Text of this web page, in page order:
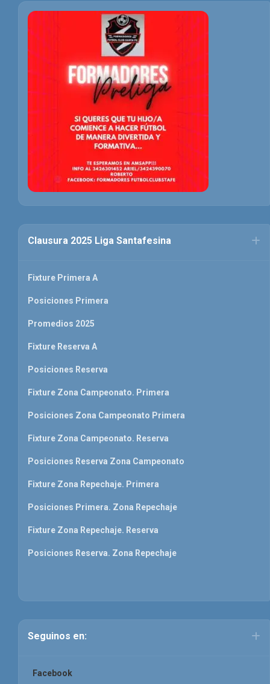
Clausura 2025 Liga Santafesina
Fixture Primera A
Posiciones Primera
Promedios 2025
Fixture Reserva A
Posiciones Reserva
Fixture Zona Campeonato. Primera
Posiciones Zona Campeonato Primera
Fixture Zona Campeonato. Reserva
Posiciones Reserva Zona Campeonato
Fixture Zona Repechaje. Primera
Posiciones Primera. Zona Repechaje
Fixture Zona Repechaje. Reserva
Posiciones Reserva. Zona Repechaje
Seguinos en:
Facebook